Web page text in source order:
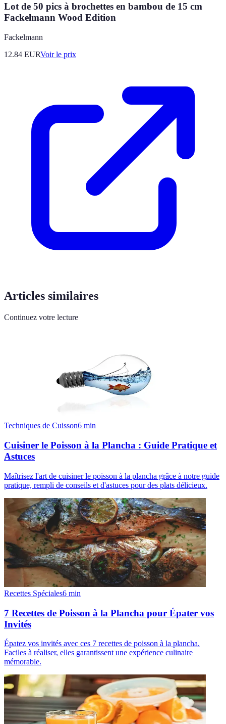
Lot de 50 pics à brochettes en bambou de 15 cm
Fackelmann Wood Edition
Fackelmann
12.84 EURVoir le prix
Articles similaires
Continuez votre lecture
Techniques de Cuisson6 min
Cuisiner le Poisson à la Plancha : Guide Pratique et
Astuces
Maîtrisez l'art de cuisiner le poisson à la plancha grâce à notre guide
pratique, rempli de conseils et d'astuces pour des plats délicieux.
Recettes Spéciales6 min
7 Recettes de Poisson à la Plancha pour Épater vos
Invités
Épatez vos invités avec ces 7 recettes de poisson à la plancha.
Faciles à réaliser, elles garantissent une expérience culinaire
mémorable.